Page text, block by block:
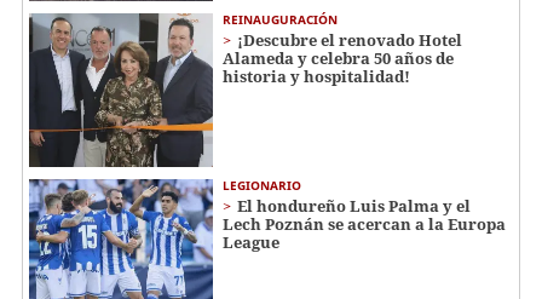
REINAUGURACIÓN
¡Descubre el renovado Hotel
Alameda y celebra 50 años de
historia y hospitalidad!
LEGIONARIO
El hondureño Luis Palma y el
Lech Poznán se acercan a la Europa
League